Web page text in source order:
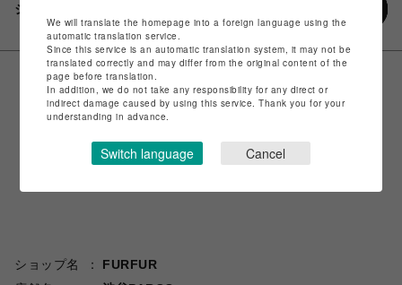
シェアする
ショップ名
FURFUR
We will translate the homepage into a foreign language using the
automatic translation service.
Since this service is an automatic translation system, it may not be
translated correctly and may differ from the original content of the
page before translation.
In addition, we do not take any responsibility for any direct or
indirect damage caused by using this service. Thank you for your
understanding in advance.
Switch language Cancel